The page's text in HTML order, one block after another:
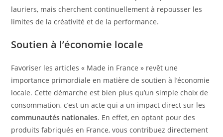
lauriers, mais cherchent continuellement à repousser les
limites de la créativité et de la performance.
Soutien à l’économie locale
Favoriser les articles « Made in France » revêt une
importance primordiale en matière de soutien à l’économie
locale. Cette démarche est bien plus qu’un simple choix de
consommation, c’est un acte qui a un impact direct sur les
communautés nationales. En effet, en optant pour des
produits fabriqués en France, vous contribuez directement